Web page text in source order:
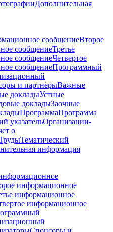
Дополнительная
сообщениеВторое
сообщениеТретье
сообщениеЧетвертое
сообщениеПрограммный
и партнёрыВажные
докладыУстные
докладыЗаочные
ПрограммаПрограмма
указательОрганизации-
о
Тематический
информация
информационное
информационное
информационное